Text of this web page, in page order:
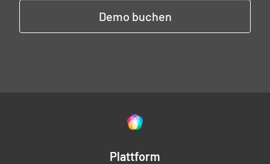
Demo buchen
Plattform